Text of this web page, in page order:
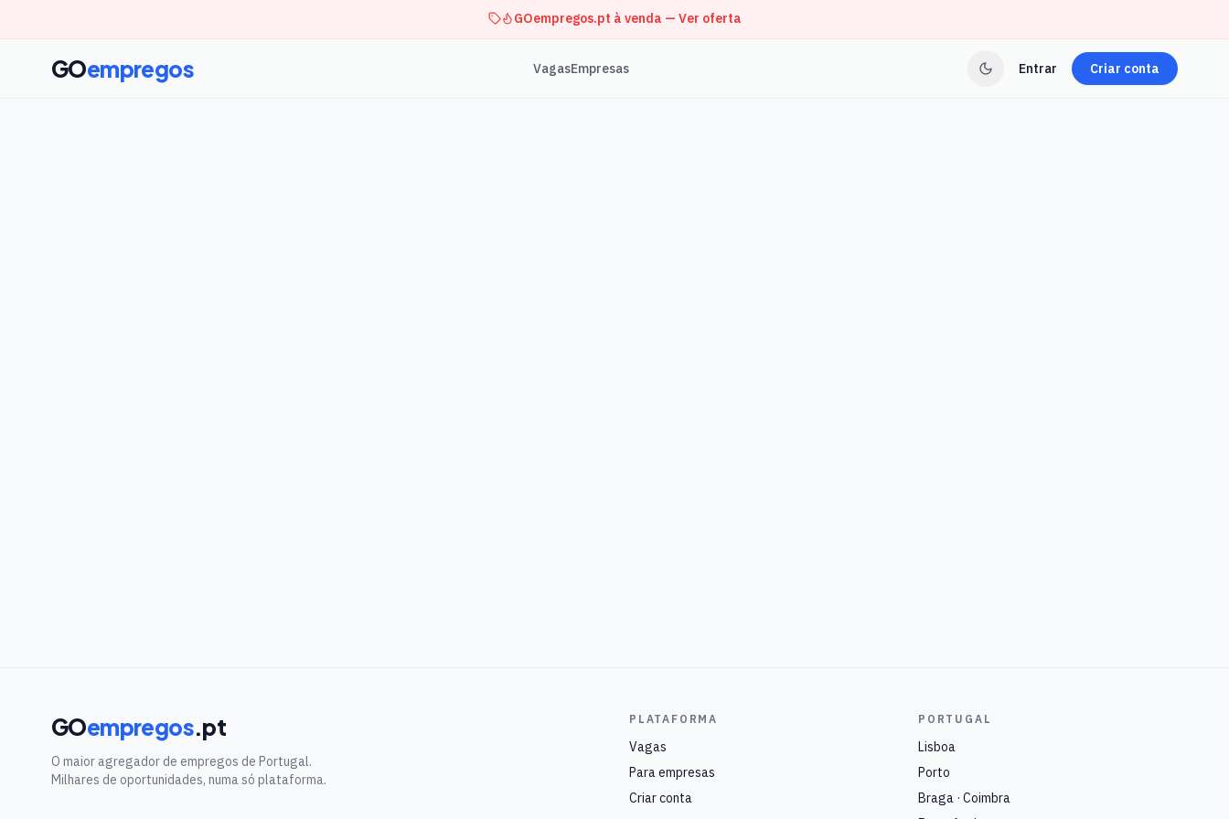
GOempregos.pt à venda — Ver oferta
GOempregos VagasEmpresas Entrar Criar conta
GOempregos.pt
O maior agregador de empregos de Portugal.
Milhares de oportunidades, numa só plataforma.
PLATAFORMA
Vagas
Para empresas
Criar conta
PORTUGAL
Lisboa
Porto
Braga · Coimbra